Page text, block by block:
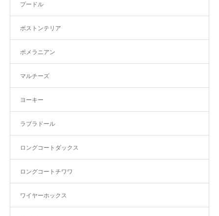
プードル
ボストンテリア
ポメラニアン
マルチーズ
ヨーキー
ラブラドール
ロングコートダックス
ロングコートチワワ
ワイヤーホックス